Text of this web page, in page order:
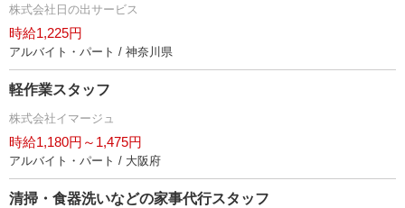
株式会社日の出サービス
時給1,225円
アルバイト・パート / 神奈川県
軽作業スタッフ
株式会社イマージュ
時給1,180円～1,475円
アルバイト・パート / 大阪府
清掃・食器洗いなどの家事代行スタッフ